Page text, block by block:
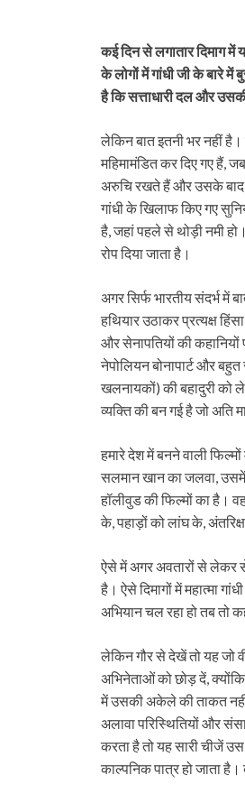
कई दिन से लगातार दिमाग में
के लोगों में गांधी जी के बारे
है कि सत्ताधारी दल और
लेकिन बात इतनी भर नहीं
महिमामंडित कर दिए गए हैं,
अरुचि रखते हैं और उसके बाद
गांधी के खिलाफ किए गए
है, जहां पहले से थोड़ी नमी
रोप दिया जाता है।
अगर सिर्फ भारतीय संदर्भ में
हथियार उठाकर प्रत्यक्ष
और सेनापतियों की
नेपोलियन बोनापार्ट और
खलनायकों) की बहादुरी को
व्यक्ति की बन गई है जो अति
हमारे देश में बनने वाली
सलमान खान का जलवा, उसमें
हॉलीवुड की फिल्मों का है।
के, पहाड़ों को लांघ के,
ऐसे में अगर अवतारों से लेकर
है। ऐसे दिमागों में महात्मा
अभियान चल रहा हो तब तो
लेकिन गौर से देखें तो यह जो
अभिनेताओं को छोड़ दें,
में उसकी अकेले की ताकत नहीं
अलावा परिस्थितियों और
करता है तो यह सारी चीजें
काल्पनिक पात्र हो जाता